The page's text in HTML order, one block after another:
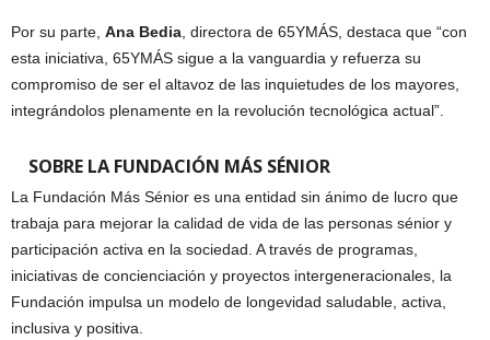
Por su parte, Ana Bedia , directora de 65YMÁS, destaca que “con
esta iniciativa, 65YMÁS sigue a la vanguardia y refuerza su
compromiso de ser el altavoz de las inquietudes de los mayores,
integrándolos plenamente en la revolución tecnológica actual”.
SOBRE LA FUNDACIÓN MÁS SÉNIOR
La Fundación Más Sénior es una entidad sin ánimo de lucro que
trabaja para mejorar la calidad de vida de las personas sénior y
participación activa en la sociedad. A través de programas,
iniciativas de concienciación y proyectos intergeneracionales, la
Fundación impulsa un modelo de longevidad saludable, activa,
inclusiva y positiva.